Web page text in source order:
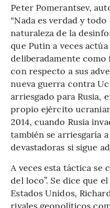
Peter Pomerantsev,
“Nada es verdad y todo
naturaleza de la
que Putin a veces
deliberadamente como
con respecto a sus
nueva guerra contra
arriesgado para Rusia,
propio ejército
2014, cuando Rusia
también se arriesgaría
devastadoras si sigue
A veces esta táctica se
del loco”. Se dice que
Estados Unidos,
rivales geopolíticos